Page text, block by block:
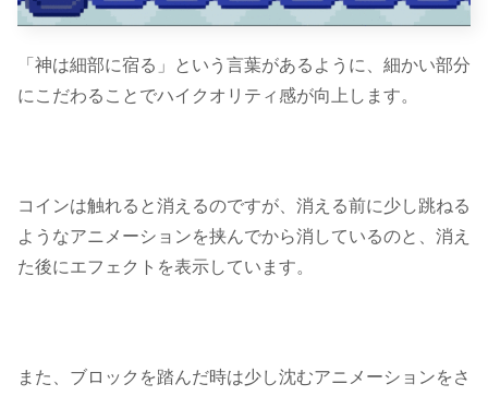
「神は細部に宿る」
という言葉があるように、細かい部分
にこだわることでハイクオリティ感が向上します。
コインは触れると消えるのですが、消える前に少し跳ねる
ようなアニメーションを挟んでから消しているのと、消え
た後にエフェクトを表示しています。
また、ブロックを踏んだ時は少し沈むアニメーションをさ